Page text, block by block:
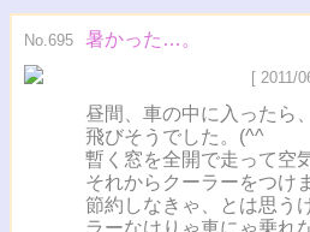
No.695 暑かった…。
[ 2011/
昼間、車の中に入ったら
飛びそうでした。(^^ゞ
暫く窓を全開で走って空
それからクーラーをつけ
節約しなきゃ、とは思う
ラーなけりゃ車にゃ乗れ